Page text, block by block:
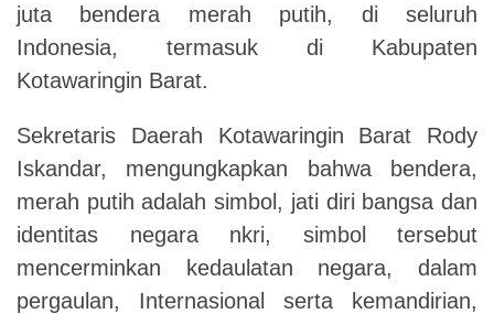
juta bendera merah putih, di seluruh
Indonesia, termasuk di Kabupaten
Kotawaringin Barat.
Sekretaris Daerah Kotawaringin Barat Rody
Iskandar, mengungkapkan bahwa bendera,
merah putih adalah simbol, jati diri bangsa dan
identitas negara nkri, simbol tersebut
mencerminkan kedaulatan negara, dalam
pergaulan, Internasional serta kemandirian,